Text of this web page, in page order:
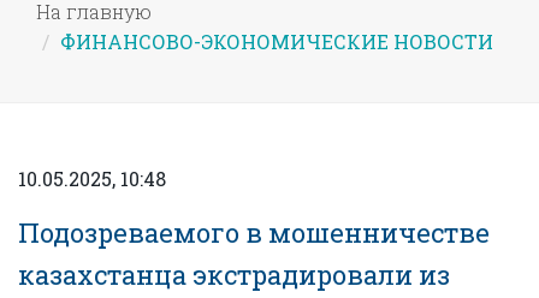
На главную
ФИНАНСОВО-ЭКОНОМИЧЕСКИЕ НОВОСТИ
10.05.2025, 10:48
Подозреваемого в мошенничестве
казахстанца экстрадировали из